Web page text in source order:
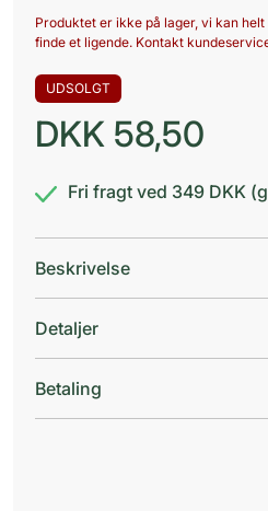
Produktet er ikke på lager, vi kan
finde et ligende. Kontakt
UDSOLGT
DKK 58,50
Fri fragt ved 349 DKK
Beskrivelse
Detaljer
Betaling